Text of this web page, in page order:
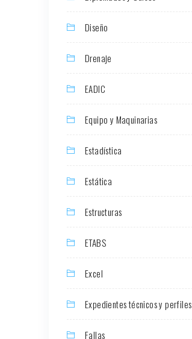
Diseño
Drenaje
EADIC
Equipo y Maquinarias
Estadística
Estática
Estructuras
ETABS
Excel
Expedientes técnicos y perfiles
Fallas